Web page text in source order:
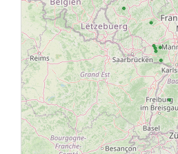
Döbern: NWR Am Lissberg
Hohenleipisch: NWR Der
Hausach: Kreuzberg
Rhön: NWR Eisgraben
Rhön: NWR Kalkberg
Spessart: NWR